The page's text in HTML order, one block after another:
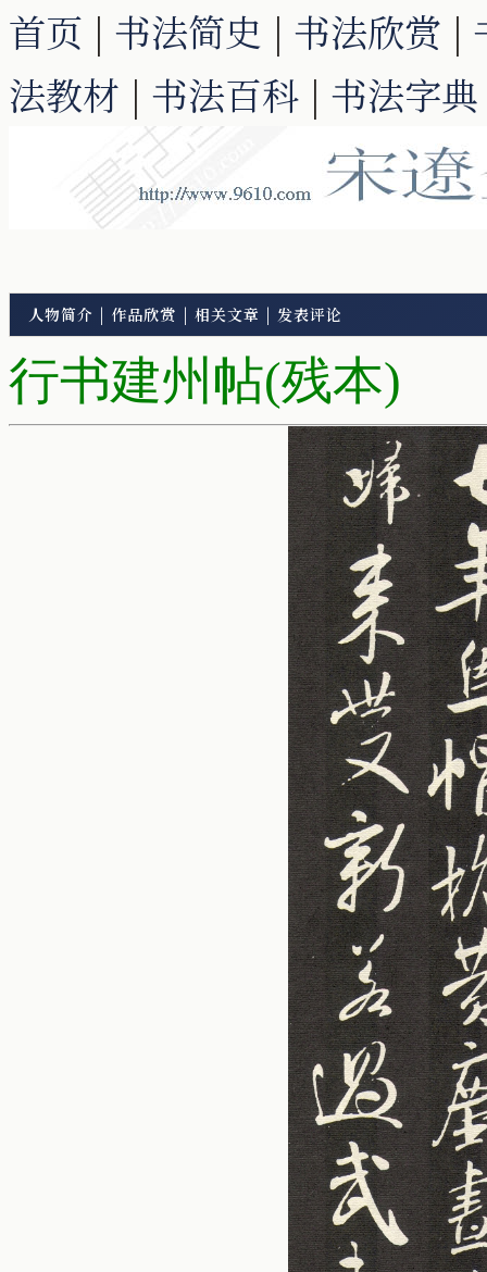
首页 | 书法简史 | 书法欣赏 |
法教材 | 书法百科 | 书法字典
人物简介 | 作品欣赏 | 相关文章 | 发表评论
行书建州帖(残本)